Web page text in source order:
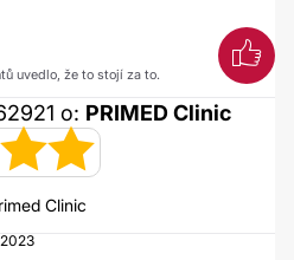
uvedlo, že to stojí za to.
o: PRIMED Clinic
Clinic